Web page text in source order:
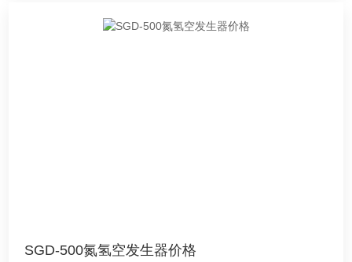
SGD-500氮氢空发生器价格